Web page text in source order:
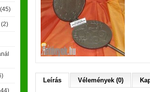
Leírás Vélemények (0)